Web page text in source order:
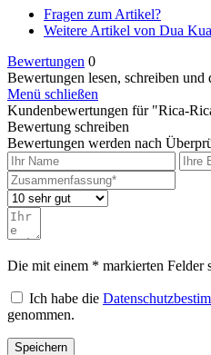
Fragen zum Artikel?
Weitere Artikel von Dua
Bewertungen 0
Bewertungen lesen, schreiben und
Menü schließen
Kundenbewertungen für "Rica-
Bewertung schreiben
Bewertungen werden nach
Die mit einem * markierten Felder
Ich habe die
genommen.
Speichern